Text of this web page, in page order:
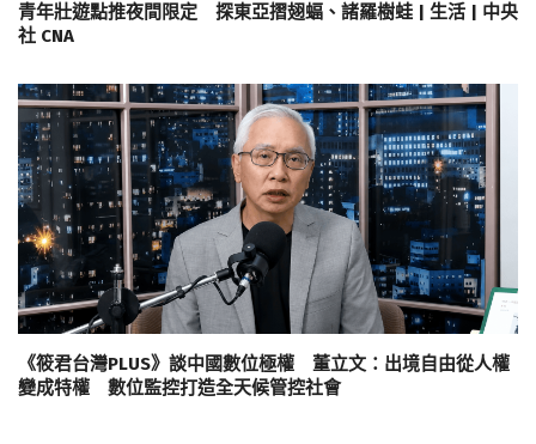
青年壯遊點推夜間限定 探東亞摺翅蝠、諸羅樹蛙 | 生活 | 中央
社 CNA
《筱君台灣PLUS》談中國數位極權 董立文：出境自由從人權
變成特權 數位監控打造全天候管控社會